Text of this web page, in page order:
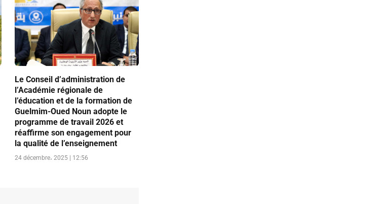
Le Conseil d’administration de
l’Académie régionale de
l’éducation et de la formation de
Guelmim-Oued Noun adopte le
programme de travail 2026 et
réaffirme son engagement pour
la qualité de l’enseignement
24 décembre، 2025 | 12:56